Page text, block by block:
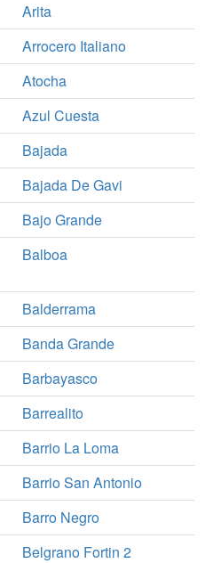
Arita
Arrocero Italiano
Atocha
Azul Cuesta
Bajada
Bajada De Gavi
Bajo Grande
Balboa
Balderrama
Banda Grande
Barbayasco
Barrealito
Barrio La Loma
Barrio San Antonio
Barro Negro
Belgrano Fortin 2